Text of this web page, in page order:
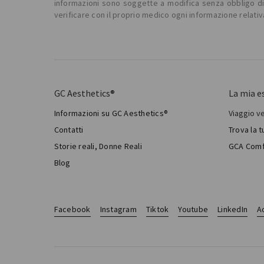
informazioni sono soggette a modifica senza obbligo
verificare con il proprio medico ogni informazione
GC Aesthetics®
Informazioni su GC Aesthetics®
Contatti
Storie reali, Donne Reali
Blog
La mia
Viaggio
Il mio
Total
Trova la
GCA
Facebook Instagram Tiktok Youtube LinkedIn